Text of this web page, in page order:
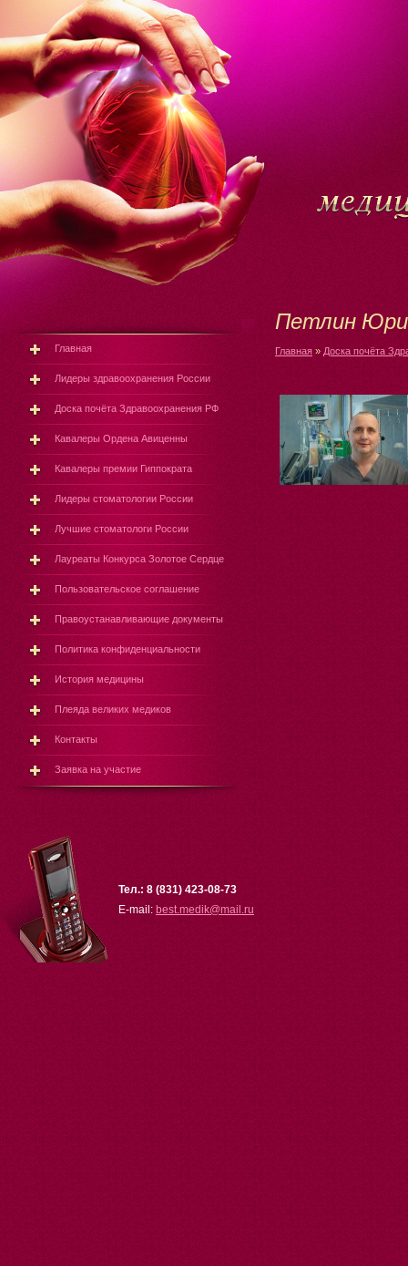
Петлин
Главная » Доска почёта
Главная
Лидеры здравоохранения России
Доска почёта Здравоохранения РФ
Кавалеры Ордена Авиценны
Кавалеры премии Гиппократа
Лидеры стоматологии России
Лучшие стоматологи России
Лауреаты Конкурса Золотое Сердце
Пользовательское соглашение
Правоустанавливающие документы
Политика конфиденциальности
История медицины
Плеяда великих медиков
Контакты
Заявка на участие
Тел.: 8 (831) 423-08-73
E-mail: best.medik@mail.ru